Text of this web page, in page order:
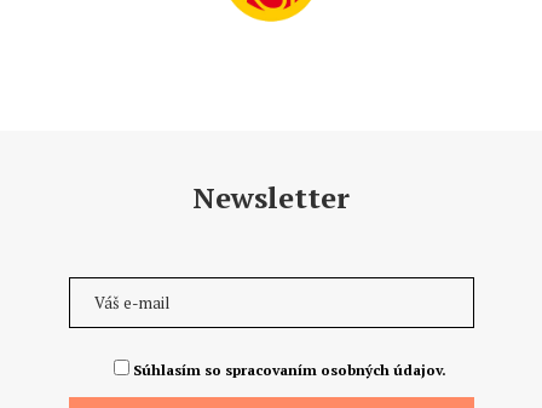
Newsletter
Súhlasím so spracovaním osobných údajov.